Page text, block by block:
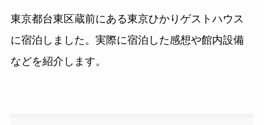
東京都台東区蔵前にある東京ひかりゲストハウス
に宿泊しました。実際に宿泊した感想や館内設備
などを紹介します。